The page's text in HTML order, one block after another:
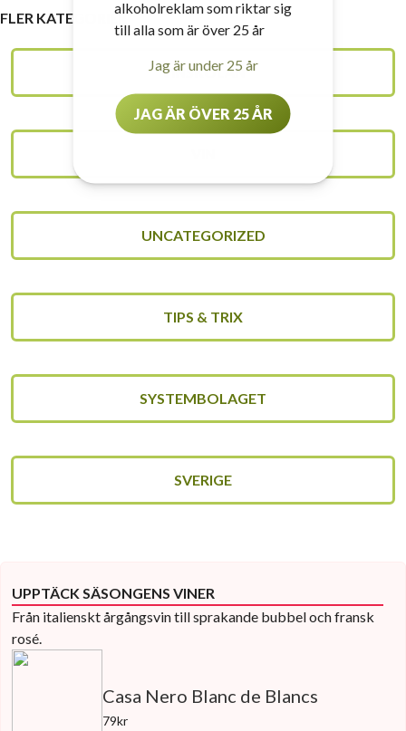
FLER KATEGORIER
VINSKOLAN
UNCATEGORIZED
TIPS & TRIX
SYSTEMBOLAGET
SVERIGE
UPPTÄCK SÄSONGENS VINER
Från italienskt årgångsvin till sprakande bubbel och fransk
rosé.
Casa Nero Blanc de Blancs
79kr
alkoholreklam som riktar sig
till alla som är över 25 år
Jag är under 25 år
JAG ÄR ÖVER 25 ÅR